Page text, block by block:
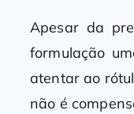
Apesar da
formulação
atentar ao
não é